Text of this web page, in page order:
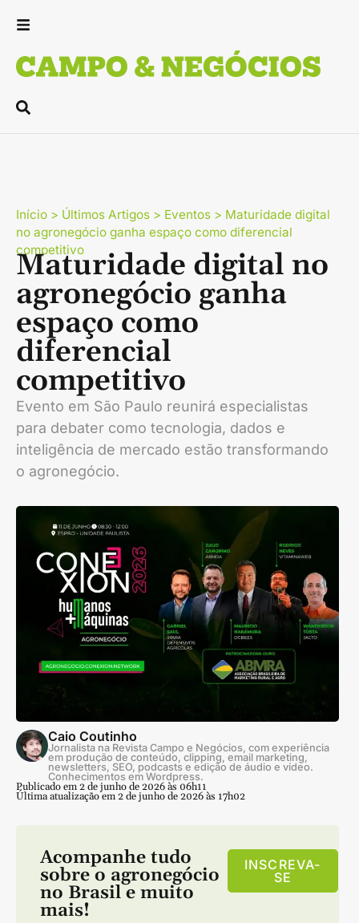
Início > Últimos Artigos > Eventos > Maturidade digital
no agronegócio ganha espaço como diferencial
competitivo
Maturidade digital no
agronegócio ganha
espaço como
diferencial
competitivo
Evento em São Paulo reunirá especialistas
para debater como tecnologia, dados e
inteligência de mercado estão transformando
o agronegócio.
Caio Coutinho
Jornalista na Revista Campo e Negócios, com experiência
em produção de conteúdo, clipping, email marketing,
newsletters, SEO, podcasts e edição de áudio e vídeo.
Conhecimentos em Wordpress.
Publicado em 2 de junho de 2026 às 06h11
Última atualização em 2 de junho de 2026 às 17h02
Acompanhe tudo
sobre o agronegócio
no Brasil e muito
mais!
INSCREVA-
SE